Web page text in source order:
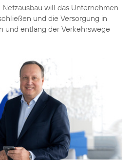
will das Unternehmen
und die Versorgung in
und entlang der Verkehrswege